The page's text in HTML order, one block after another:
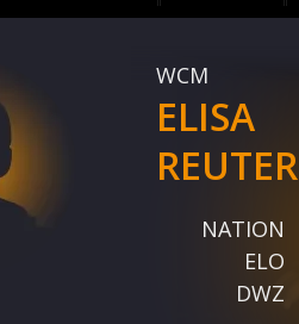
WCM
ELISA
REUTER
NATION
ELO
DWZ